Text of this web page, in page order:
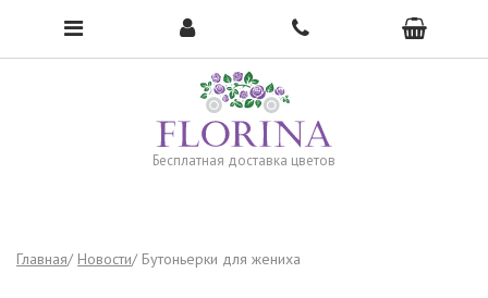
Бесплатная доставка цветов
Чтобы открыть меню, нажмите сюда →
Главная Новости Бутоньерки для жениха